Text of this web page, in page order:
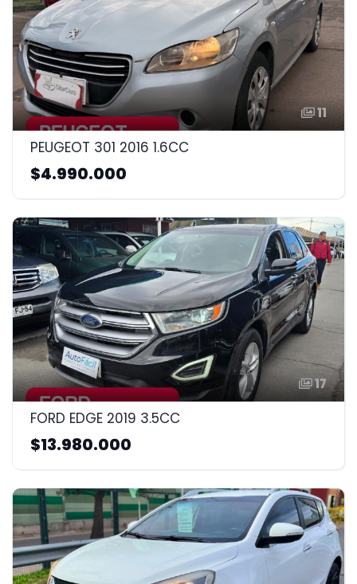
11
PEUGEOT 301 2016 1.6CC
$4.990.000
17
FORD EDGE 2019 3.5CC
$13.980.000